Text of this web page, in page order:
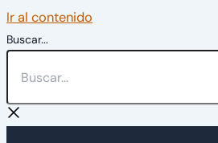
Ir al contenido
Buscar...